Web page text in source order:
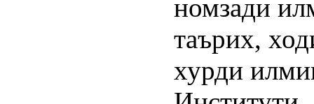
номзади
таърих,
хурди